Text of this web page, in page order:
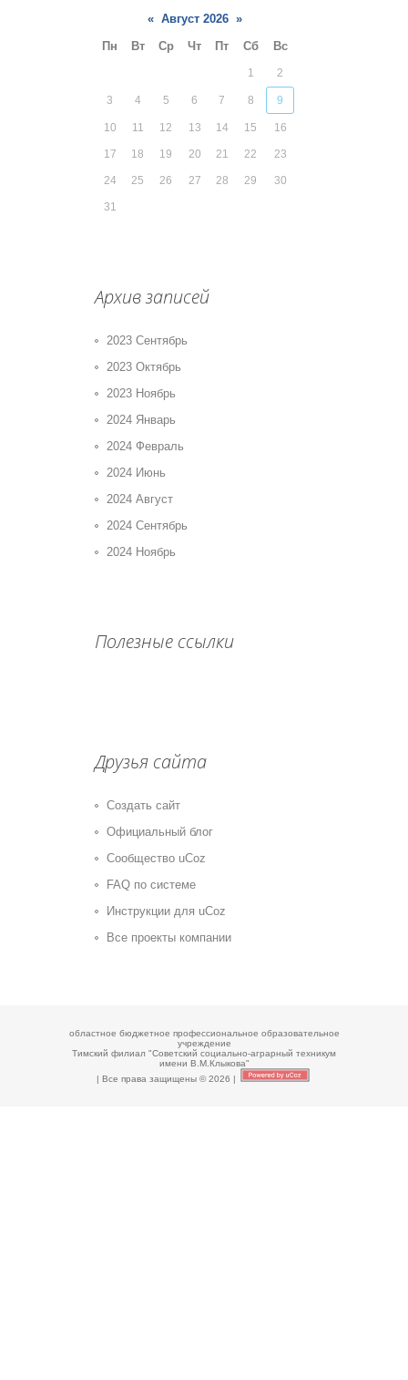
« Август 2026 »
Пн
Вт Ср Чт Пт Сб Вс
1 2
3 4 5 6 7 8 9
10 11 12 13 14 15 16
17 18 19 20 21 22 23
24 25 26 27 28 29 30
31
Архив записей
2023 Сентябрь
2023 Октябрь
2023 Ноябрь
2024 Январь
2024 Февраль
2024 Июнь
2024 Август
2024 Сентябрь
2024 Ноябрь
Полезные ссылки
Друзья сайта
Создать сайт
Официальный блог
Сообщество uCoz
FAQ по системе
Инструкции для uCoz
Все проекты компании
областное бюджетное профессиональное образовательное
учреждение
Тимский филиал "Советский социально-аграрный техникум
имени В.М.Клыкова"
| Все права защищены © 2026 |